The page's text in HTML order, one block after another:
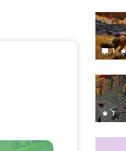
1
1